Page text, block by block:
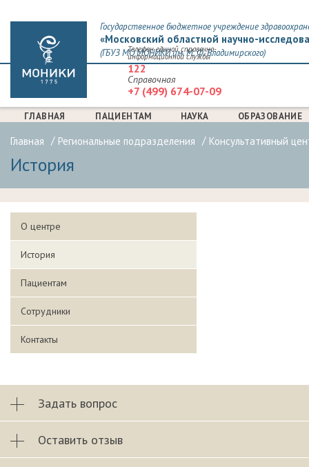
Государственное бюджетное учреждение
«Московский областной научно-
(ГБУЗ МО МОНИКИ им. М. Ф. Владимирского)
Телефон единой справочно-
информационной службы
122
Справочная
+7 (499) 674-07-09
ГЛАВНАЯ ПАЦИЕНТАМ НАУКА ОБРАЗОВАНИЕ
Главная Региональные подразделения Консультативный
История
О центре
История
Пациентам
Сотрудники
Контакты
Задать вопрос
Оставить отзыв